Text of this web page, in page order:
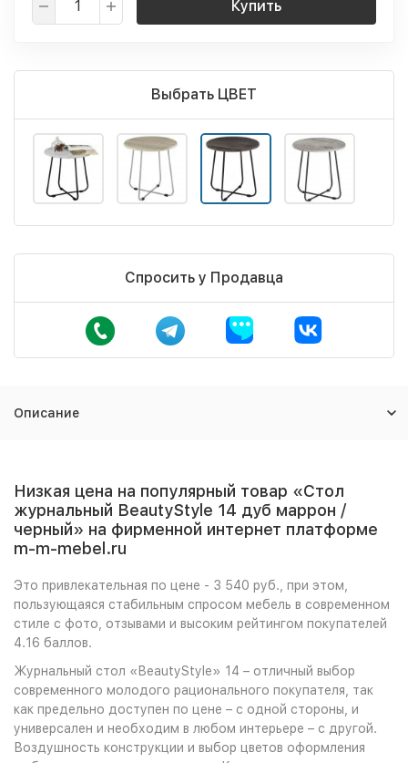
Купить
Выбрать ЦВЕТ
Спросить у Продавца
Описание
Низкая цена на популярный товар «Стол
журнальный BeautyStyle 14 дуб маррон /
черный» на фирменной интернет платформе
m-m-mebel.ru
Это привлекательная по цене - 3 540 руб., при этом,
пользующаяся стабильным спросом мебель в современном
стиле с фото, отзывами и высоким рейтингом покупателей
4.16 баллов.
Журнальный стол «BeautyStyle» 14 – отличный выбор
современного молодого рационального покупателя, так
как предельно доступен по цене – с одной стороны, и
универсален и необходим в любом интерьере – с другой.
Воздушность конструкции и выбор цветов оформления